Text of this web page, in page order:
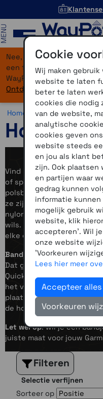
Nee, je bent niet
een flinke upgrade
WayPoint-service, maar
Ontdek hier wat er
Home >Horloges >
Vind hier alle
of sporthorloge. Of je nu
polsbanden,Quick-release
ze zijn verkrijgbaar in
nylon en stof tot leer en
wils. Zo vind je altijd een
elke gelegenheid.
Bandje verwisselen?
Dat gaat heel eenvoudig
QuickFit-constructie. Je
het veertje opzij of naar
plaats je het nieuwe
de horlogekast te
Let wel op: wil je een
juiste maat voor jouw
Filteren
Selectie verfijnen
Sorteer op
Cookie
Wij maken
website te laten
beter te laten
cookies die nodig
van de website,
analytische
cookies geven
website steeds
en jou als klant
zijn. Ook plaatsen
en partijen waar
gedrag kunnen
informatie
mogelijk gebruik
website, klik
accepteren'. Wil
onze website
'Voorkeuren
Lees hier meer
Accepteer alles
Voorkeuren